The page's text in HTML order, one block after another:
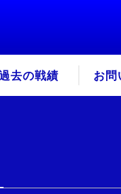
去の戦績 お問